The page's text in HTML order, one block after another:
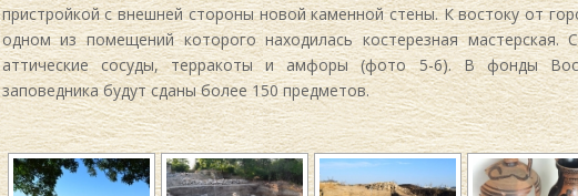
пристройкой с внешней стороны новой каменной стены. К востоку от
одном из помещений которого находилась костерезная
аттические сосуды, терракоты и амфоры (фото 5-6). В фонды
заповедника будут сданы более 150 предметов.